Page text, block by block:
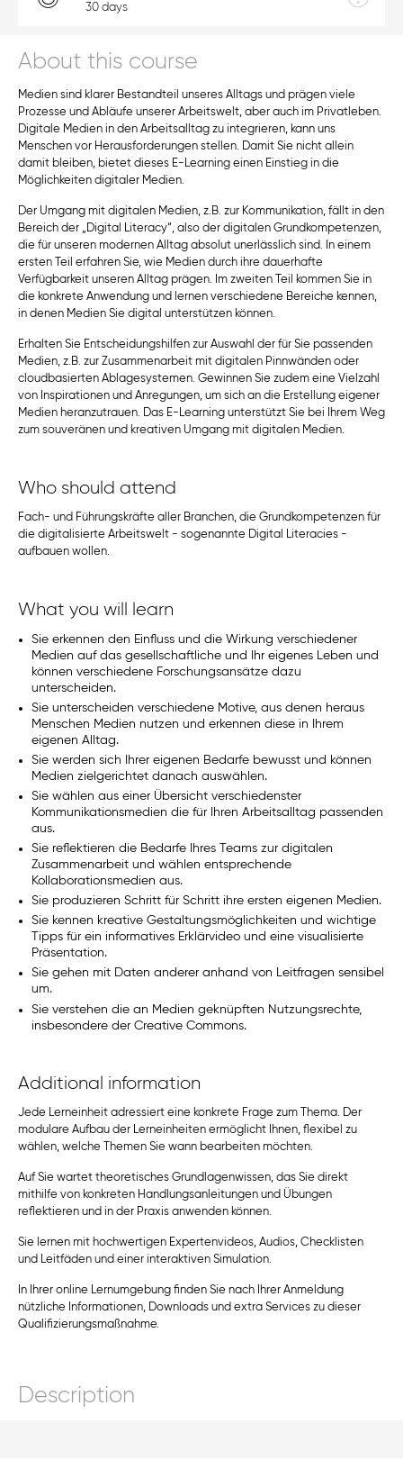
About this course
Medien sind klarer Bestandteil unseres Alltags und prägen viele
Prozesse und Abläufe unserer Arbeitswelt, aber auch im Privatleben.
Digitale Medien in den Arbeitsalltag zu integrieren, kann uns
Menschen vor Herausforderungen stellen. Damit Sie nicht allein
damit bleiben, bietet dieses E-Learning einen Einstieg in die
Möglichkeiten digitaler Medien.
Der Umgang mit digitalen Medien, z.B. zur Kommunikation, fällt in den
Bereich der „Digital Literacy“, also der digitalen Grundkompetenzen,
die für unseren modernen Alltag absolut unerlässlich sind. In einem
ersten Teil erfahren Sie, wie Medien durch ihre dauerhafte
Verfügbarkeit unseren Alltag prägen. Im zweiten Teil kommen Sie in
die konkrete Anwendung und lernen verschiedene Bereiche kennen,
in denen Medien Sie digital unterstützen können.
Erhalten Sie Entscheidungshilfen zur Auswahl der für Sie passenden
Medien, z.B. zur Zusammenarbeit mit digitalen Pinnwänden oder
cloudbasierten Ablagesystemen. Gewinnen Sie zudem eine Vielzahl
von Inspirationen und Anregungen, um sich an die Erstellung eigener
Medien heranzutrauen. Das E-Learning unterstützt Sie bei Ihrem Weg
zum souveränen und kreativen Umgang mit digitalen Medien.
Who should attend
Fach- und Führungskräfte aller Branchen, die Grundkompetenzen für
die digitalisierte Arbeitswelt - sogenannte Digital Literacies -
aufbauen wollen.
What you will learn
Sie erkennen den Einfluss und die Wirkung verschiedener
Medien auf das gesellschaftliche und Ihr eigenes Leben und
können verschiedene Forschungsansätze dazu
unterscheiden.
Sie unterscheiden verschiedene Motive, aus denen heraus
Menschen Medien nutzen und erkennen diese in Ihrem
eigenen Alltag.
Sie werden sich Ihrer eigenen Bedarfe bewusst und können
Medien zielgerichtet danach auswählen.
Sie wählen aus einer Übersicht verschiedenster
Kommunikationsmedien die für Ihren Arbeitsalltag passenden
aus.
Sie reflektieren die Bedarfe Ihres Teams zur digitalen
Zusammenarbeit und wählen entsprechende
Kollaborationsmedien aus.
Sie produzieren Schritt für Schritt ihre ersten eigenen Medien.
Sie kennen kreative Gestaltungsmöglichkeiten und wichtige
Tipps für ein informatives Erklärvideo und eine visualisierte
Präsentation.
Sie gehen mit Daten anderer anhand von Leitfragen sensibel
um.
Sie verstehen die an Medien geknüpften Nutzungsrechte,
insbesondere der Creative Commons.
Additional information
Jede Lerneinheit adressiert eine konkrete Frage zum Thema. Der
modulare Aufbau der Lerneinheiten ermöglicht Ihnen, flexibel zu
wählen, welche Themen Sie wann bearbeiten möchten.
Auf Sie wartet theoretisches Grundlagenwissen, das Sie direkt
mithilfe von konkreten Handlungsanleitungen und Übungen
reflektieren und in der Praxis anwenden können.
Sie lernen mit hochwertigen Expertenvideos, Audios, Checklisten
und Leitfäden und einer interaktiven Simulation.
In Ihrer online Lernumgebung finden Sie nach Ihrer Anmeldung
nützliche Informationen, Downloads und extra Services zu dieser
Qualifizierungsmaßnahme.
Description
30 days